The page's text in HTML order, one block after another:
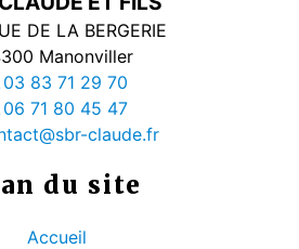
DE LA BERGERIE
Manonviller
03 83 71 29 70
06 71 80 45 47
claude.fr
du site
Accueil